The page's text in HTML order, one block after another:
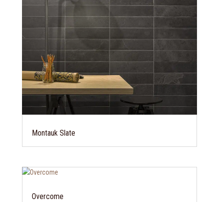
Montauk Slate
Overcome